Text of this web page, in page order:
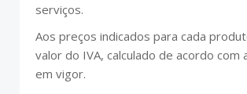
serviços.
Aos preços indicados para cada
valor do IVA, calculado de acordo com
em vigor.